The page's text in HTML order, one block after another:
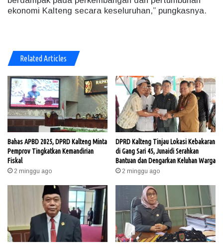
ekonomi Kalteng secara keseluruhan,” pungkasnya.
Related Articles
Bahas APBD 2025, DPRD Kalteng Minta
Pemprov Tingkatkan Kemandirian
Fiskal
2 minggu ago
DPRD Kalteng Tinjau Lokasi Kebakaran
di Gang Sari 45, Junaidi Serahkan
Bantuan dan Dengarkan Keluhan Warga​
2 minggu ago